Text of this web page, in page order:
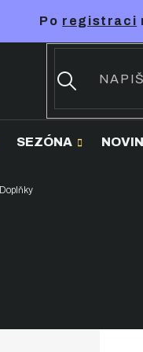
Po registraci
SEZÓNA
Doplňky